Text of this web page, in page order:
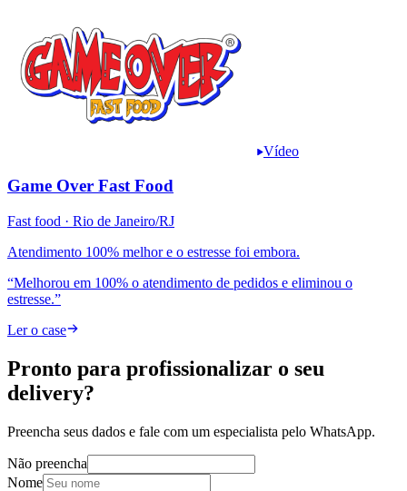
Vídeo
Game Over Fast Food
Fast food · Rio de Janeiro/RJ
Atendimento 100% melhor e o estresse foi embora.
“Melhorou em 100% o atendimento de pedidos e eliminou o
estresse.”
Ler o case
Pronto para profissionalizar o seu
delivery?
Preencha seus dados e fale com um especialista pelo WhatsApp.
Não preencha
Nome